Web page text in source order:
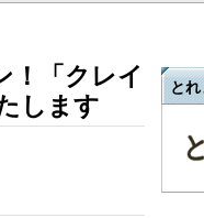
！「クレイ
します
とれ